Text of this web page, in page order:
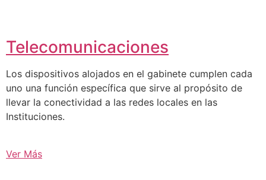
Telecomunicaciones
Los dispositivos alojados en el gabinete cumplen cada
uno una función específica que sirve al propósito de
llevar la conectividad a las redes locales en las
Instituciones.
Ver Más